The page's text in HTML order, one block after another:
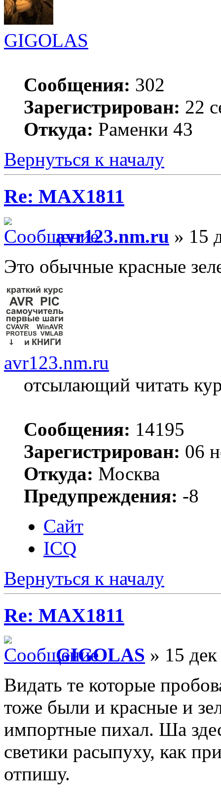
GIGOLAS
Сообщения: 302
Зарегистрирован: 22
Откуда: Раменки 43
Вернуться к началу
Re: MAX1811
avr123.nm.ru » 15
Это обычные красные
avr123.nm.ru
отсылающий читать
Сообщения: 14195
Зарегистрирован: 06
Откуда: Москва
Предупреждения: -8
Сайт
ICQ
Вернуться к началу
Re: MAX1811
GIGOLAS » 15
Видать те которые
тоже были и красные и
импортные пихал. Ша
светики расыпуху, как
отпишу.